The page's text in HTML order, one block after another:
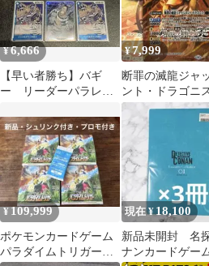
¥6,666
【早い者勝ち】バギ
ー リーダーパラレ
囚人 パラレル
¥7,999
断罪の滅龍ジャ
ント・ドラゴニ
BCGFest3on3 準
品
¥109,999
ポケモンカードゲーム
パラダイムトリガー
現在 ¥ 18,100
新品未開封 名
ナンカードゲー